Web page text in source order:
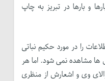
و بارها در تبریز به چاپ
را در مورد حکیم نباتی
ها مشاهده نمی شود. اما هر
وی و اشعارش از منظری